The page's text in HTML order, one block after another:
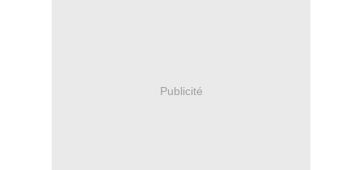
Publicité